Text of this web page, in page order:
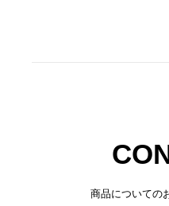
商品についての